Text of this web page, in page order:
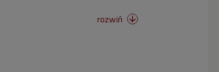
rozwiń 